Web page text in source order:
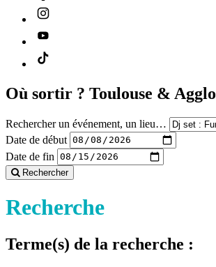
Où sortir ? Toulouse & Agglo
Rechercher un événement, un lieu…
Date de début
Date de fin
Rechercher
Recherche
Terme(s) de la recherche :